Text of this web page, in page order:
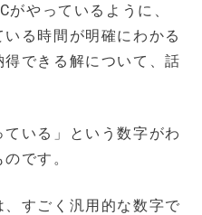
やっているように、
る時間が明確にわかる
できる解について、話
いる」という数字がわ
です。
すごく汎用的な数字で